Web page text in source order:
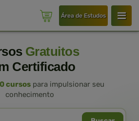
Área de Estudos
Gratuitos
Certificado
cursos para impulsionar seu
conhecimento